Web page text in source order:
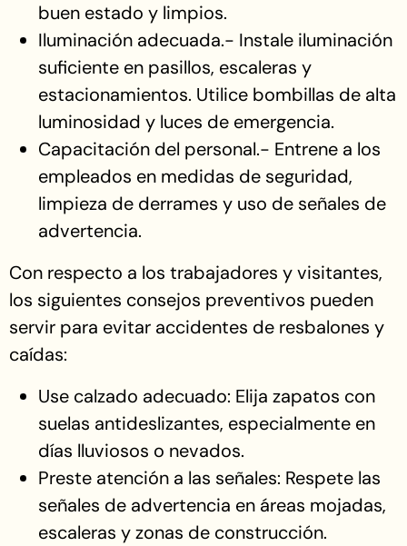
buen estado y limpios.
Iluminación adecuada.- Instale iluminación
suficiente en pasillos, escaleras y
estacionamientos. Utilice bombillas de alta
luminosidad y luces de emergencia.
Capacitación del personal.- Entrene a los
empleados en medidas de seguridad,
limpieza de derrames y uso de señales de
advertencia.
Con respecto a los trabajadores y visitantes,
los siguientes consejos preventivos pueden
servir para evitar accidentes de resbalones y
caídas:
Use calzado adecuado: Elija zapatos con
suelas antideslizantes, especialmente en
días lluviosos o nevados.
Preste atención a las señales: Respete las
señales de advertencia en áreas mojadas,
escaleras y zonas de construcción.